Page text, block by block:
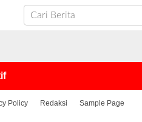
Policy Redaksi Sample Page